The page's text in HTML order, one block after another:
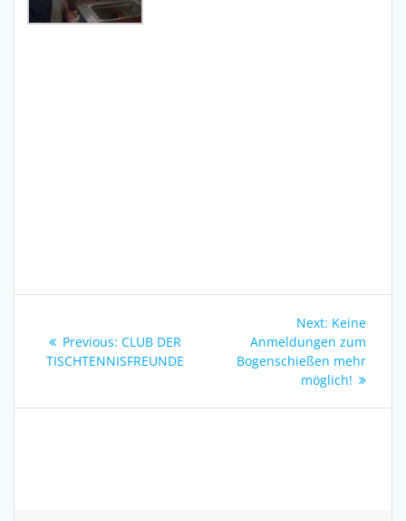
Previous: Previous
post:
CLUB DER
TISCHTENNISFREUNDE
Next: Next
post:
Keine
Anmeldungen zum
Bogenschießen mehr
möglich!